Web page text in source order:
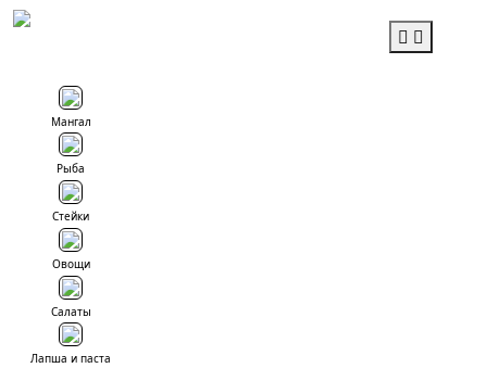
Мангал
Рыба
Стейки
Овощи
Салаты
Лапша и паста